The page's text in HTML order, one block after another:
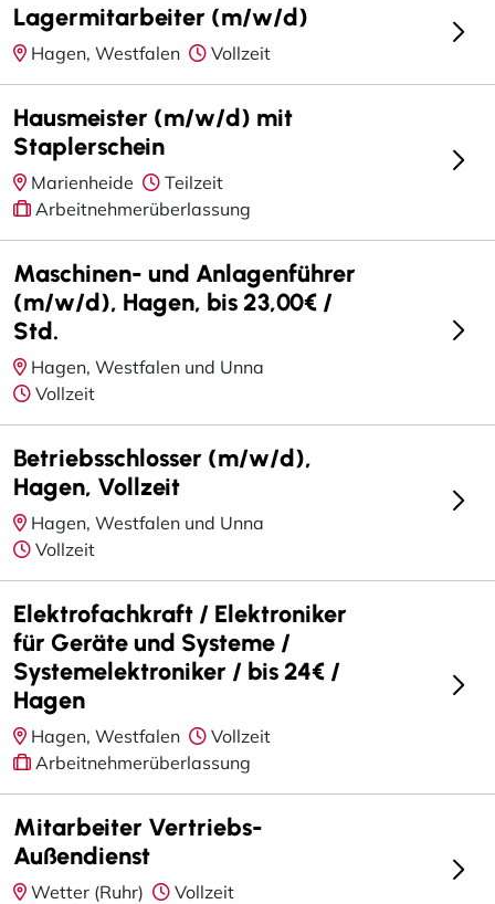
Lagermitarbeiter (m/w/d)
Hagen, Westfalen Vollzeit
Hausmeister (m/w/d) mit
Staplerschein
Marienheide
Teilzeit
Arbeitnehmerüberlassung
Maschinen- und Anlagenführer
(m/w/d), Hagen, bis 23,00€ /
Std.
Hagen, Westfalen und Unna
Vollzeit
Betriebsschlosser (m/w/d),
Hagen, Vollzeit
Hagen, Westfalen und Unna
Vollzeit
Elektrofachkraft / Elektroniker
für Geräte und Systeme /
Systemelektroniker / bis 24€ /
Hagen
Hagen, Westfalen
Vollzeit
Arbeitnehmerüberlassung
Mitarbeiter Vertriebs-
Außendienst
Wetter (Ruhr)
Vollzeit